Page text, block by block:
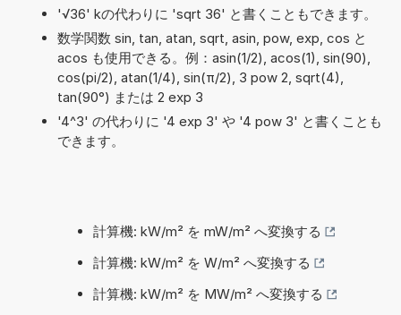
'√36' kの代わりに 'sqrt 36' と書くこともできます。
数学関数 sin, tan, atan, sqrt, asin, pow, exp, cos と
acos も使用できる。例：asin(1/2), acos(1), sin(90),
cos(pi/2), atan(1/4), sin(π/2), 3 pow 2, sqrt(4),
tan(90°) または 2 exp 3
'4^3' の代わりに '4 exp 3' や '4 pow 3' と書くことも
できます。
計算機: kW/m² を mW/m² へ変換する
計算機: kW/m² を W/m² へ変換する
計算機: kW/m² を MW/m² へ変換する